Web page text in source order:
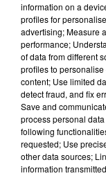
À LA UNE
information on a
profiles for
advertising; Measure
performance;
of data from different
profiles to
content; Use limited
detect fraud, and fix
Save and
process personal
following
requested; Use
other data sources;
information